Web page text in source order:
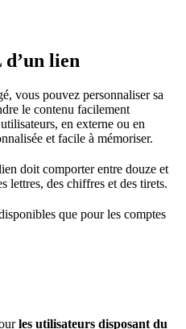
lien
vous pouvez personnaliser sa
le contenu facilement
en externe ou en
et facile à mémoriser.
doit comporter entre douze et
lettres, des chiffres et des tirets.
que pour les comptes
les utilisateurs disposant du